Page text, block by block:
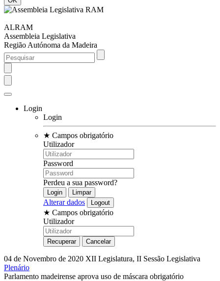
ALRAM
Assembleia Legislativa
Região Autónoma da Madeira
Login
Login
★ Campos obrigatório
Utilizador
Password
Perdeu a sua password?
Alterar dados
★ Campos obrigatório
Utilizador
04 de Novembro de 2020 XII Legislatura, II Sessão Legislativa
Plenário
Parlamento madeirense aprova uso de máscara obrigatório